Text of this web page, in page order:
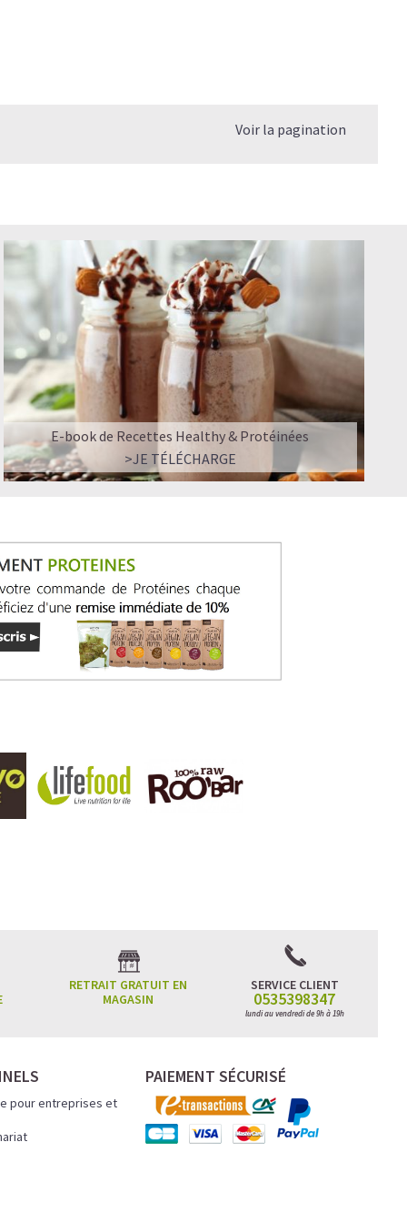
Voir la pagination
E-book de Recettes Healthy & Protéinées
>JE TÉLÉCHARGE
RETRAIT GRATUIT EN
MAGASIN
SERVICE CLIENT
0535398347
lundi au vendredi de 9h à 19h
pour entreprises et
PAIEMENT SÉCURISÉ